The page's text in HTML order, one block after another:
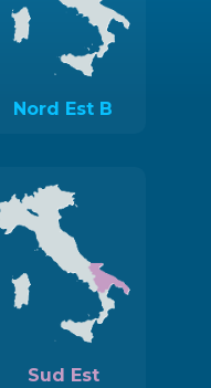
Nord Est B
Sud Est